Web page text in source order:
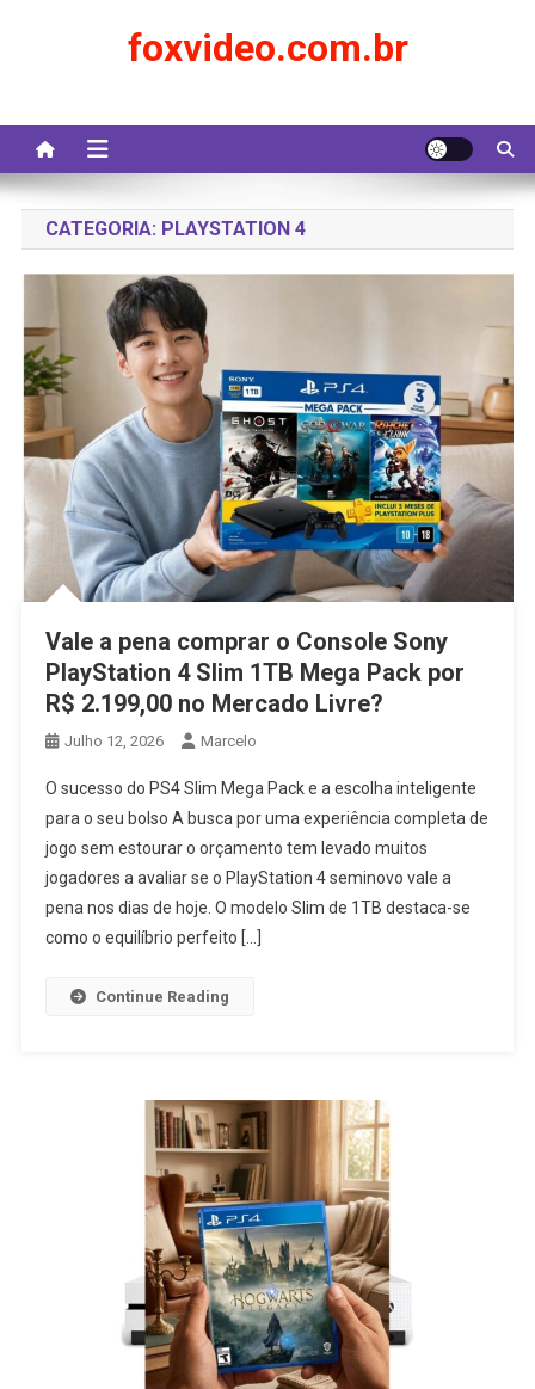
foxvideo.com.br
CATEGORIA: PLAYSTATION 4
Vale a pena comprar o Console Sony
PlayStation 4 Slim 1TB Mega Pack por
R$ 2.199,00 no Mercado Livre?
Julho 12, 2026 Marcelo
O sucesso do PS4 Slim Mega Pack e a escolha inteligente
para o seu bolso A busca por uma experiência completa de
jogo sem estourar o orçamento tem levado muitos
jogadores a avaliar se o PlayStation 4 seminovo vale a
pena nos dias de hoje. O modelo Slim de 1TB destaca-se
como o equilíbrio perfeito […]
Continue Reading